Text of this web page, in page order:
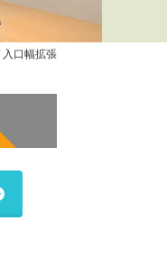
入口幅拡張